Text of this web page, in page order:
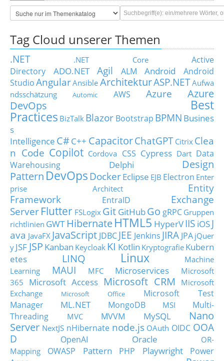
Tag Cloud unserer Themen
.NET .NET Core
Active
Directory
ADO.NET Agil ALM Android
Android
StudioAngularAnsible ArchitekturASP.NETAufwa
ndsschätzung
Automic AWS Azure
Azure
DevOps
Best
Practices BizTalk Blazor Bootstrap BPMN Busines
s
Intelligence C#C++ CapacitorChatGPT Citrix Clea
n Code Copilot Cordova CSS Cypress Dart Data
Warehousing
Delphi
Design
Pattern DevOps DockerEclipse EJB Electron Enter
prise Architect
Entity
Framework
EntraID
Exchange
Server Flutter FSLogix Git GitHubGo gRPC Gruppen
richtlinien GWT HibernateHTML5 HyperVIIS iOSJ
ava JavaFX JavaScript JDBC JEE Jenkins JIRA JPA jQuer
y JSF JSP Kanban Keycloak KI Kotlin Kryptografie Kubern
etes
LINQ Linux
Machine
Learning
MAUI MFC Microservices
Microsoft
365
Microsoft Access Microsoft CRM
Microsoft
Exchange
Microsoft Office
Microsoft Test
Manager
ML.NET MongoDB MSI
Multi-
Threading
MVC MVVM MySQL
Nano
Server NextJS nHibernate node.js OAuth OIDC OOA
D
OpenAI Oracle
OR-
Mapping
OWASP Pattern PHP Playwright
Power